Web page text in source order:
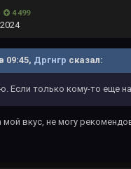
4 499
09:45, Дргнгр сказал:
Если только кому-то еще
мой вкус, не могу